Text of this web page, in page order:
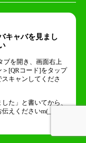
キャバを見まし
を開き、画面右上
[QRコード]をタップ
キャンしてくださ
た」と書いてから、
えくださいm(_ _)m